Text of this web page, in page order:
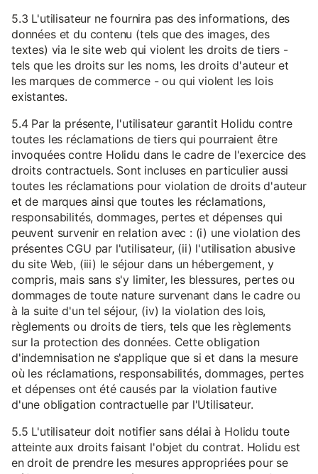
5.3 L'utilisateur ne fournira pas des informations, des
données et du contenu (tels que des images, des
textes) via le site web qui violent les droits de tiers -
tels que les droits sur les noms, les droits d'auteur et
les marques de commerce - ou qui violent les lois
existantes.
5.4 Par la présente, l'utilisateur garantit Holidu contre
toutes les réclamations de tiers qui pourraient être
invoquées contre Holidu dans le cadre de l'exercice des
droits contractuels. Sont incluses en particulier aussi
toutes les réclamations pour violation de droits d'auteur
et de marques ainsi que toutes les réclamations,
responsabilités, dommages, pertes et dépenses qui
peuvent survenir en relation avec : (i) une violation des
présentes CGU par l'utilisateur, (ii) l'utilisation abusive
du site Web, (iii) le séjour dans un hébergement, y
compris, mais sans s'y limiter, les blessures, pertes ou
dommages de toute nature survenant dans le cadre ou
à la suite d'un tel séjour, (iv) la violation des lois,
règlements ou droits de tiers, tels que les règlements
sur la protection des données. Cette obligation
d'indemnisation ne s'applique que si et dans la mesure
où les réclamations, responsabilités, dommages, pertes
et dépenses ont été causés par la violation fautive
d'une obligation contractuelle par l'Utilisateur.
5.5 L'utilisateur doit notifier sans délai à Holidu toute
atteinte aux droits faisant l'objet du contrat. Holidu est
en droit de prendre les mesures appropriées pour se